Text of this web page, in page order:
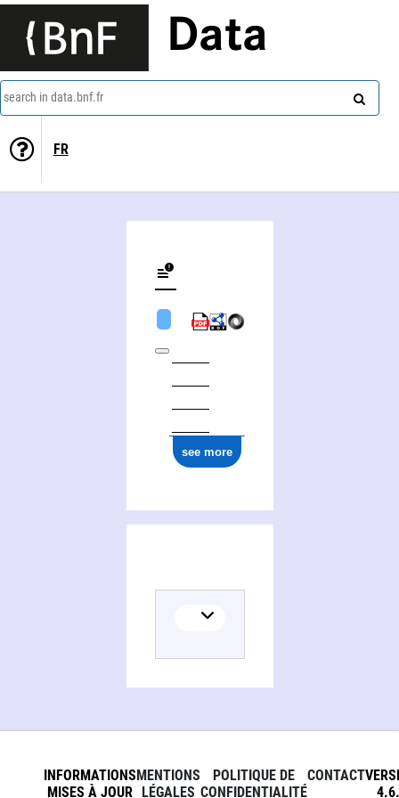
Data
search in data.bnf.fr
FR
see more
INFORMATIONS
MISES À JOUR
MENTIONS
LÉGALES
POLITIQUE DE
CONFIDENTIALITÉ
CONTACT